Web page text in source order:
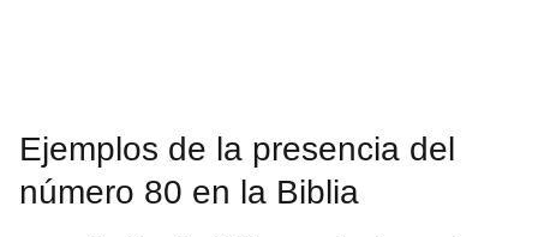
Ejemplos de la presencia del
número 80 en la Biblia